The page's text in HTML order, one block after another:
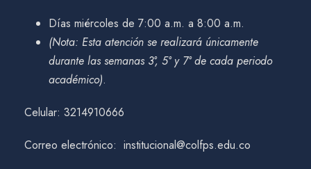
Días miércoles de 7:00 a.m. a 8:00 a.m.
(Nota: Esta atención se realizará únicamente
durante las semanas 3°, 5° y 7° de cada periodo
académico).
Celular: 3214910666
Correo electrónico: institucional@colfps.edu.co